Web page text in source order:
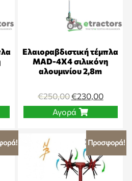
Ελαιοραβδιστική τέμπλα
MAD-4Χ4 σιλικόνη
αλουμινίου 2,8m
€250,00€230,00
Αγορά
Προσφορά!